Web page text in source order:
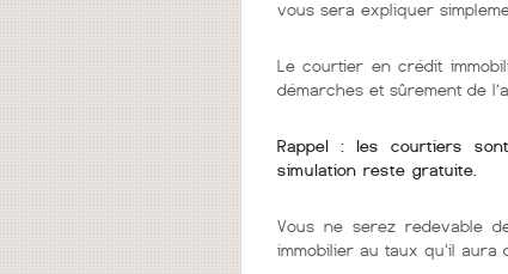
vous sera expliquer
Le courtier en crédit
démarches et sûrement de
Rappel : les courtiers
simulation reste gratuite.
Vous ne serez redevable
immobilier au taux qu'il aura